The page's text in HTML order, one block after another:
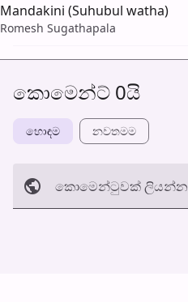
Mandakini (Suhubul watha)
Romesh Sugathapala
කොමෙන්ට් 0යි
හොඳම නවත​මම
කොමෙන්ටුව​ක් ලියන්න